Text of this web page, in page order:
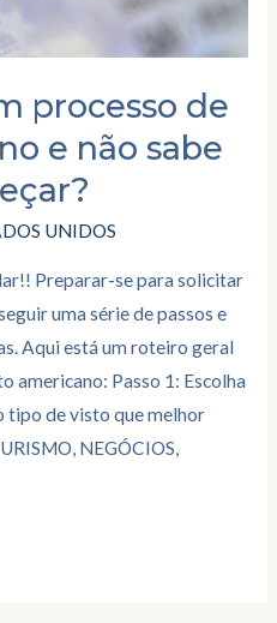
processo de
e não sabe
UNIDOS
Preparar-se para solicitar
uma série de passos e
Aqui está um roteiro geral
americano: Passo 1: Escolha
tipo de visto que melhor
NEGÓCIOS,